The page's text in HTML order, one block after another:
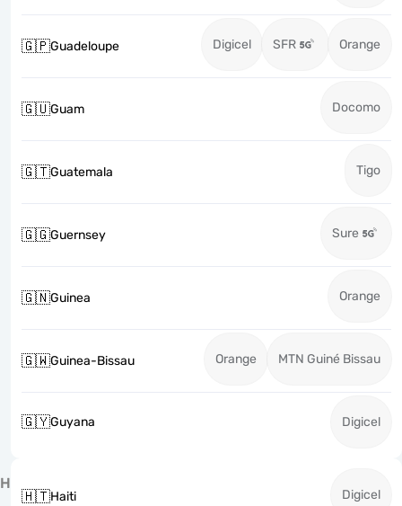
🇬🇵Guadeloupe Digicel SFR Orange
🇬🇺Guam Docomo
🇬🇹Guatemala Tigo
🇬🇬Guernsey Sure
🇬🇳Guinea Orange
🇬🇼Guinea-Bissau Orange MTN Guiné Bissau
🇬🇾Guyana Digicel
H
🇭🇹Haiti Digicel